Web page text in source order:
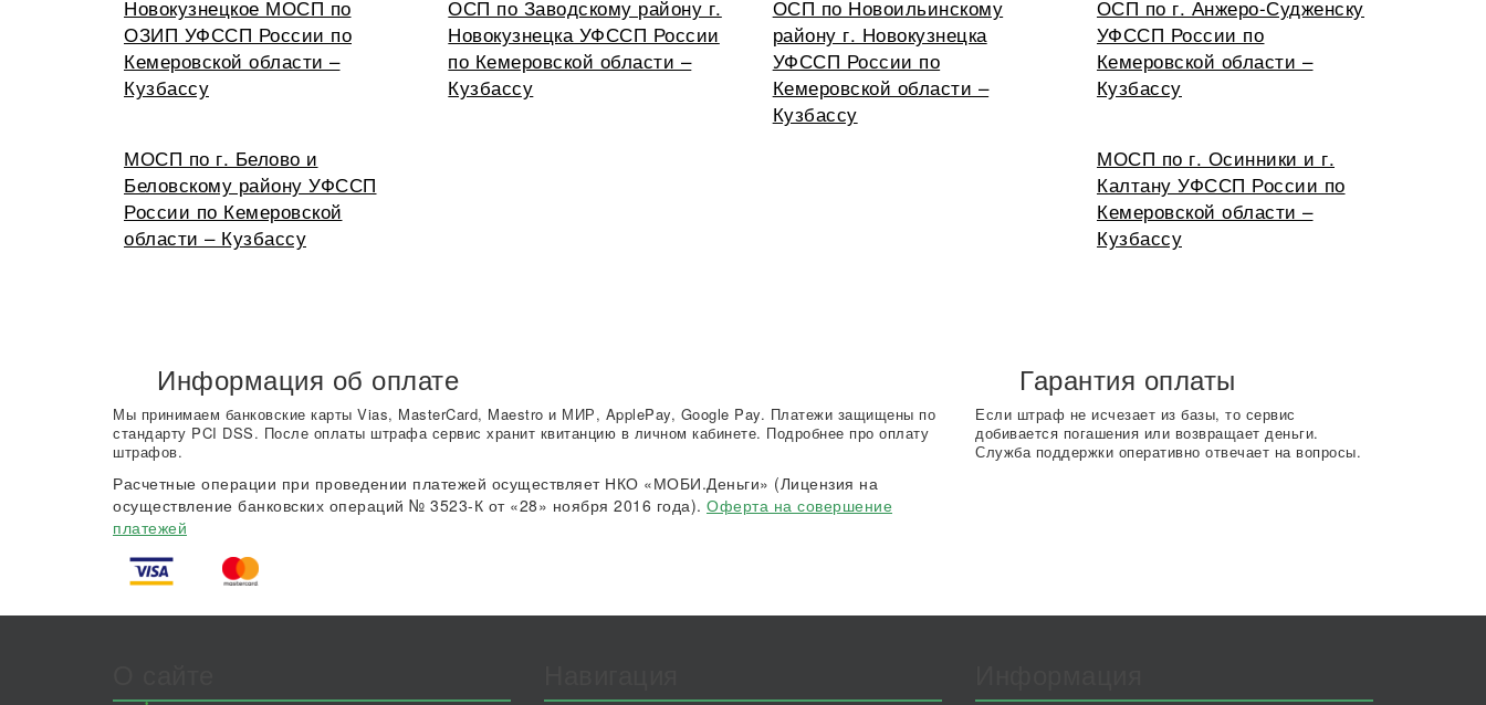
Новокузнецкое МОСП по
ОЗИП УФССП России по
Кемеровской области –
Кузбассу
ОСП по Заводскому району г.
Новокузнецка УФССП России
по Кемеровской области –
Кузбассу
ОСП по Новоильинскому
району г. Новокузнецка
УФССП России по
Кемеровской области –
Кузбассу
ОСП по г. Анжеро-Судженску
УФССП России по
Кемеровской области –
Кузбассу
МОСП по г. Белово и
Беловскому району УФССП
России по Кемеровской
области – Кузбассу
МОСП по г. Осинники и г.
Калтану УФССП России по
Кемеровской области –
Кузбассу
Информация об оплате
Мы принимаем банковские карты Vias, MasterCard, Maestro и МИР, ApplePay, Google Pay. Платежи защищены по
стандарту PCI DSS. После оплаты штрафа сервис хранит квитанцию в личном кабинете. Подробнее про оплату
штрафов.
Расчетные операции при проведении платежей осуществляет НКО «МОБИ.Деньги» (Лицензия на
осуществление банковских операций № 3523-К от «28» ноября 2016 года). Оферта на совершение
платежей
Гарантия оплаты
Если штраф не исчезает из базы, то сервис
добивается погашения или возвращает деньги.
Служба поддержки оперативно отвечает на вопросы.